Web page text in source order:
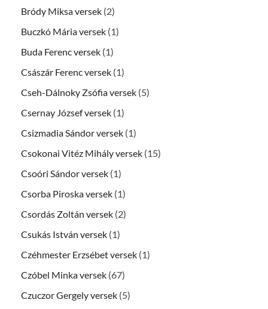
Bródy Miksa versek (2)
Buczkó Mária versek (1)
Buda Ferenc versek (1)
Császár Ferenc versek (1)
Cseh-Dálnoky Zsófia versek (5)
Csernay József versek (1)
Csizmadia Sándor versek (1)
Csokonai Vitéz Mihály versek (15)
Csoóri Sándor versek (1)
Csorba Piroska versek (1)
Csordás Zoltán versek (2)
Csukás István versek (1)
Czéhmester Erzsébet versek (1)
Czóbel Minka versek (67)
Czuczor Gergely versek (5)